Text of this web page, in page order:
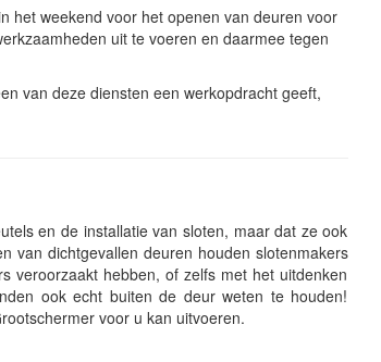
het weekend voor het openen van deuren voor
uit te voeren en daarmee tegen
van deze diensten een werkopdracht geeft,
en de installatie van sloten, maar dat ze ook
van dichtgevallen deuren houden slotenmakers
veroorzaakt hebben, of zelfs met het uitdenken
ook echt buiten de deur weten te houden!
voor u kan uitvoeren.